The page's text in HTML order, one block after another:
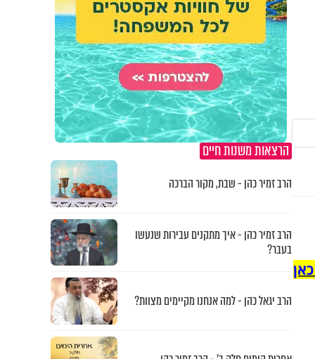
הרצאות משנות חיים
הרב זמיר כהן - שבת, מקור הברכה
הרב זמיר כהן - איך מתקנים עבירות שנעשו
בעבר?
הרב יגאל כהן - למה אנחנו מקיימים מצוות?